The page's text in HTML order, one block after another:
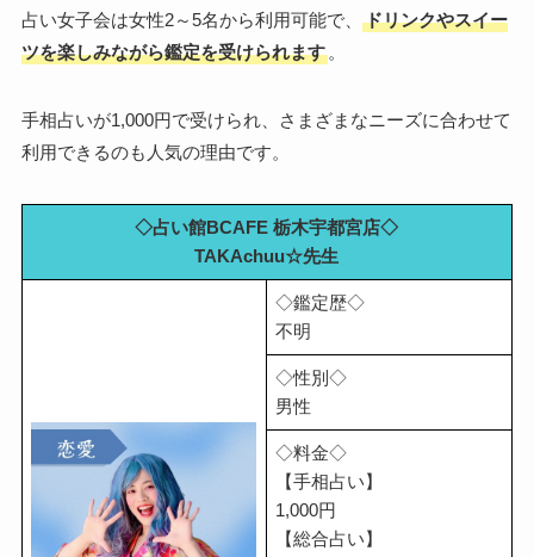
占い女子会は女性2～5名から利用可能で、
ドリンクやスイー
ツを楽しみながら鑑定を受けられます。
手相占いが1,000円で受けられ、さまざまなニーズに合わせて
利用できるのも人気の理由です。
◇占い館BCAFE 栃木宇都宮店◇
TAKAchuu☆先生
◇鑑定歴◇
不明
◇性別◇
男性
◇料金◇
【手相占い】
1,000円
【総合占い】